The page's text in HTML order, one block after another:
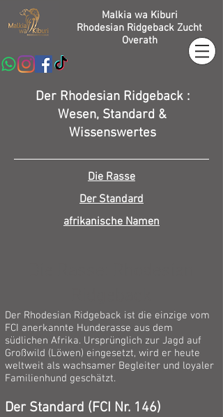
Malkia wa Kiburi
Rhodesian Ridgeback Zucht
Overath
Der Rhodesian Ridgeback :
Wesen, Standard &
Wissenswertes
Die Rasse
Der Standard
afrikanische Namen
Der Rhodesian Ridgeback ist die einzige vom
FCI anerkannte Hunderasse aus dem
südlichen Afrika. Ursprünglich zur Jagd auf
Großwild (Löwen) eingesetzt, wird er heute
weltweit als wachsamer Begleiter und loyaler
Familienhund geschätzt.
Der Standard (FCI Nr. 146)